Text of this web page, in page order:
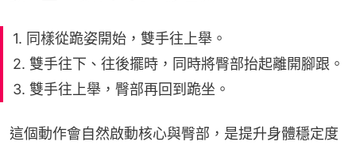
1. 同樣從跪姿開始，雙手往上舉。
2. 雙手往下、往後擺時，同時將臀部抬起離開腳跟。
3. 雙手往上舉，臀部再回到跪坐。
這個動作會自然啟動核心與臀部，是提升身體穩定度